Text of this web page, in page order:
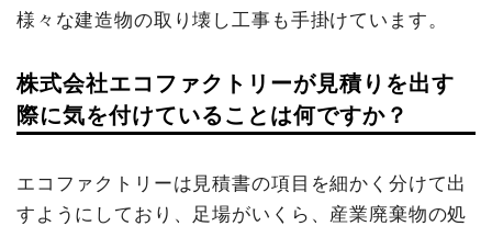
様々な建造物の取り壊し工事も手掛けています。
株式会社エコファクトリーが見積りを出す
際に気を付けていることは何ですか？
エコファクトリーは見積書の項目を細かく分けて出
すようにしており、足場がいくら、産業廃棄物の処